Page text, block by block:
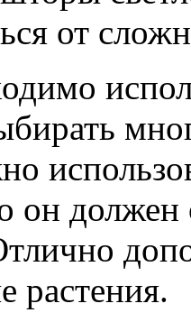
от
он
растения.